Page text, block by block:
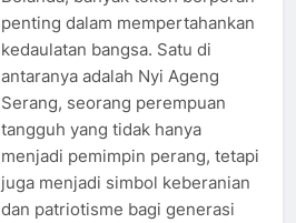
penting dalam mempertahankan
kedaulatan bangsa. Satu di
antaranya adalah Nyi Ageng
Serang, seorang perempuan
tangguh yang tidak hanya
menjadi pemimpin perang, tetapi
juga menjadi simbol keberanian
dan patriotisme bagi generasi